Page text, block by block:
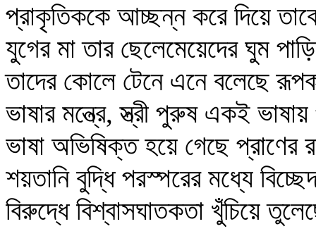
প্রাকৃতিককে আচ্ছন্ন করে দিয়ে
যুগের মা তার ছেলেমেয়েদের ঘুম
তাদের কোলে টেনে এনে বলেছে
ভাষার মন্ত্রে, স্ত্রী পুরুষ একই
ভাষা অভিষিক্ত হয়ে গেছে
শয়তানি বুদ্ধি পরস্পরের মধ্যে
বিরুদ্ধে বিশ্বাসঘাতকতা খুঁচিয়ে